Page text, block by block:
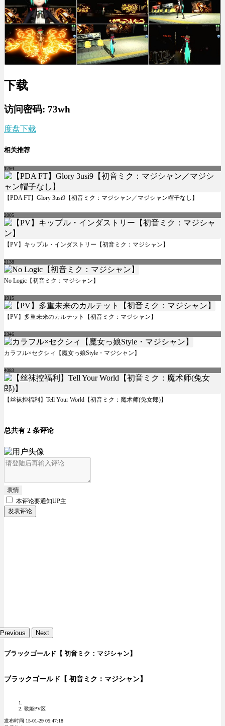
下载
访问密码: 73wh
度盘下载
相关推荐
1794
【PDA FT】Glory 3usi9【初音ミク：マジシャン／マジシャン帽子なし】
2005
【PV】キップル・インダストリー【初音ミク：マジシャン】
2138
No Logic【初音ミク：マジシャン】
1915
【PV】多重未来のカルテット【初音ミク：マジシャン】
2346
カラフル×セクシィ【魔女っ娘Style・マジシャン】
4083
【丝袜控福利】Tell Your World【初音ミク：魔术师(兔女郎)】
总共有 2 条评论
表情
本评论要通知UP主
发表评论
Previous Next
ブラックゴールド【 初音ミク：マジシャン】
ブラックゴールド【 初音ミク：マジシャン】
歌姬PV区
发布时间 15-01-29 05:47:18